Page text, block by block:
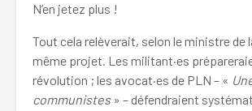
N’en jetez plus !
Tout cela relèverait, selon le ministre de
même projet. Les militant·es
révolution ; les avocat·es de PLN – «
communistes » – défendraient